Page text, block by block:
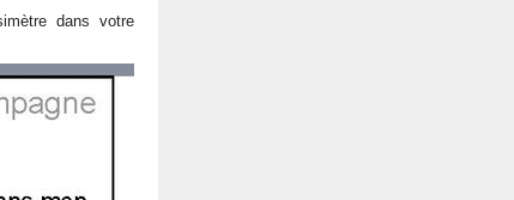
dans votre